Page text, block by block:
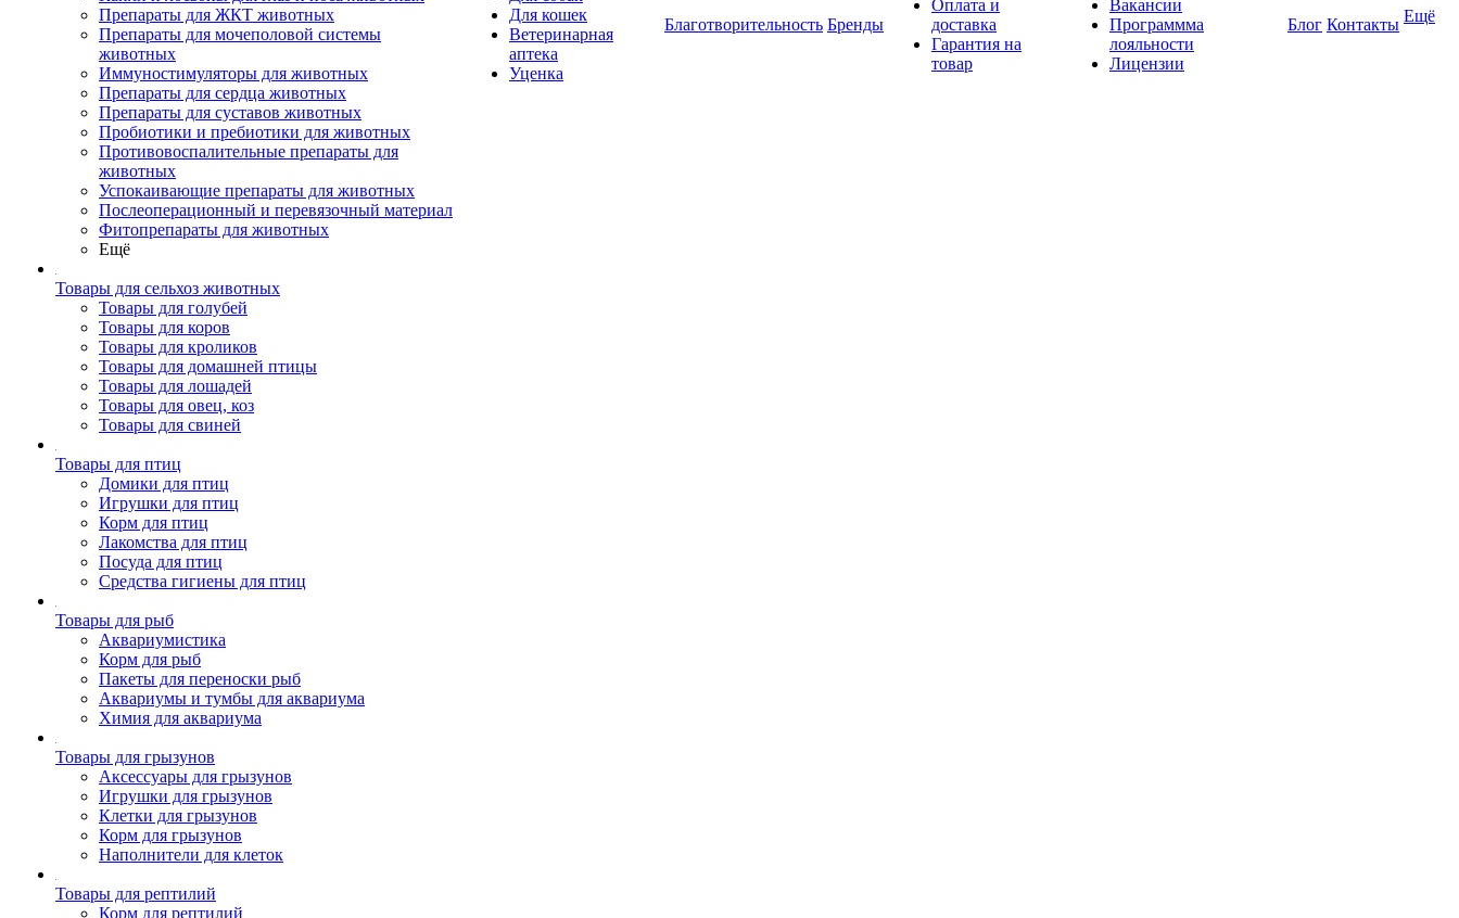
Препараты для ЖКТ животных
Препараты для мочеполовой системы
животных
Иммуностимуляторы для животных
Препараты для сердца животных
Препараты для суставов животных
Пробиотики и пребиотики для животных
Противовоспалительные препараты для
животных
Успокаивающие препараты для животных
Послеоперационный и перевязочный материал
Фитопрепараты для животных
Ещё
Товары для сельхоз животных
Товары для голубей
Товары для коров
Товары для кроликов
Товары для домашней птицы
Товары для лошадей
Товары для овец, коз
Товары для свиней
Товары для птиц
Домики для птиц
Игрушки для птиц
Корм для птиц
Лакомства для птиц
Посуда для птиц
Средства гигиены для птиц
Товары для рыб
Аквариумистика
Корм для рыб
Пакеты для переноски рыб
Аквариумы и тумбы для аквариума
Химия для аквариума
Товары для грызунов
Аксессуары для грызунов
Игрушки для грызунов
Клетки для грызунов
Корм для грызунов
Наполнители для клеток
Товары для рептилий
Корм для рептилий
Для кошек
Ветеринарная
аптека
Уценка
Благотворительность Бренды
Оплата и
доставка
Гарантия на
товар
Вакансии
Программма
лояльности
Лицензии
Блог Контакты Ещё